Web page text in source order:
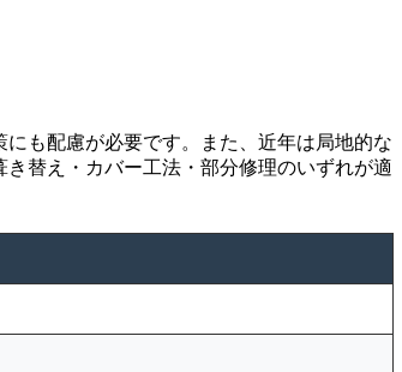
も配慮が必要です。また、近年は局地的な
替え・カバー工法・部分修理のいずれが適